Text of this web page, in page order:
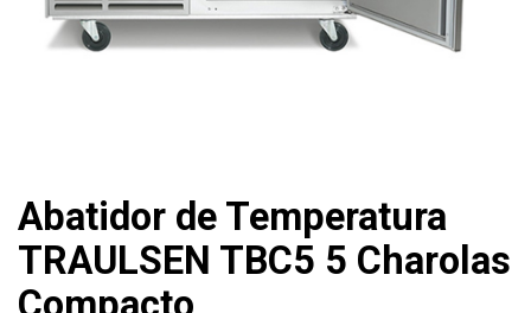
Abatidor de Temperatura
TRAULSEN TBC5 5 Charolas